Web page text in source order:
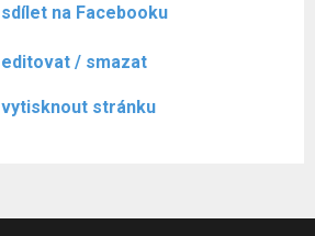
sdílet na Facebooku
editovat / smazat
vytisknout stránku